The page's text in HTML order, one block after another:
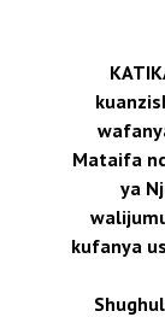
Mataifa
ya
kufanya